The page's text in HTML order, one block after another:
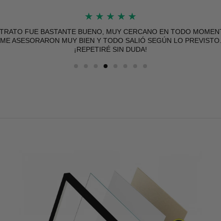
★ ★ ★ ★ ★
FUE BASTANTE BUENO, MUY CERCANO EN TODO
ME ASESORARON MUY BIEN Y TODO SALIÓ SEGÚN LO PREVISTO.
¡REPETIRÉ SIN DUDA!
★ ★ ★ ★ ★
RÁPIDO Y BIEN PROTEGIDO, EL PÓSTER DE MUY BUENA
SIN DUDA VOLVERÉ A COMPRAR.